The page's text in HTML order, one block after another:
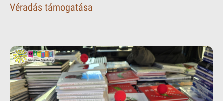
Véradás támogatása